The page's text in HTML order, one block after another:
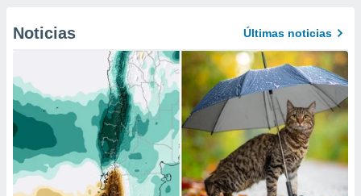
Noticias Últimas noticias